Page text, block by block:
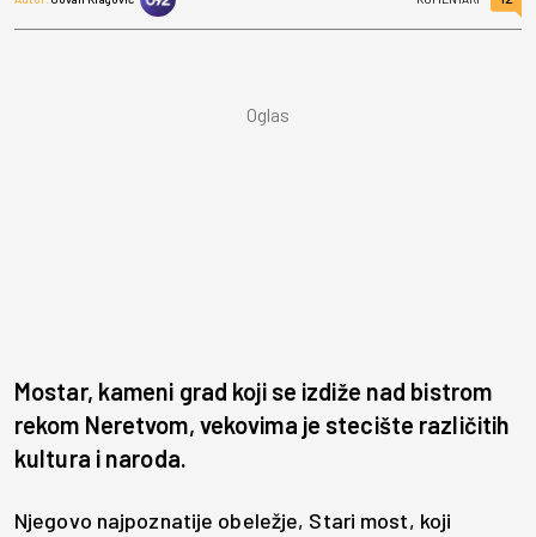
Mostar, kameni grad koji se izdiže nad bistrom
rekom Neretvom, vekovima je stecište različitih
kultura i naroda.
Njegovo najpoznatije obeležje, Stari most, koji